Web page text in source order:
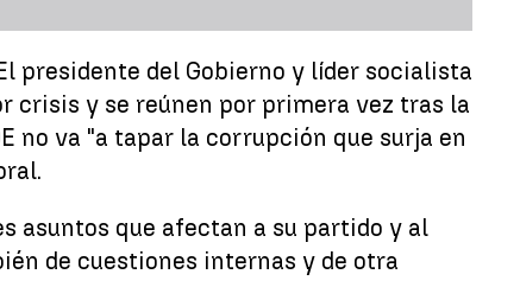
presidente del Gobierno y líder socialista
crisis y se reúnen por primera vez tras la
no va "a tapar la corrupción que surja en
asuntos que afectan a su partido y al
de cuestiones internas y de otra